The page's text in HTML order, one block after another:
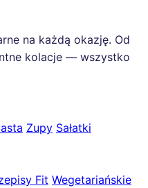
na każdą okazję. Od
kolacje — wszystko
Zupy Sałatki
Fit Wegetariańskie